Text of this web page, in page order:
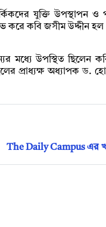
যুক্তি উপস্থাপন ও
করে কবি জসীম উদ্দীন
মধ্যে উপস্থিত ছিলেন
প্রাধ্যক্ষ অধ্যাপক ড.
The Daily Campus এর